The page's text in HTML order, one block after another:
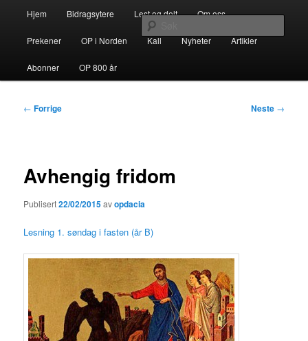
Dominikanerordenen i Norden
Hjem Bidragsytere Lest og delt Om oss
Prekener OP i Norden Kall Nyheter Artikler
Abonner OP 800 år
Innleggsnavigasjon
← Forrige Neste →
Avhengig fridom
Publisert22/02/2015avopdacia
Lesning 1. søndag i fasten (år B)